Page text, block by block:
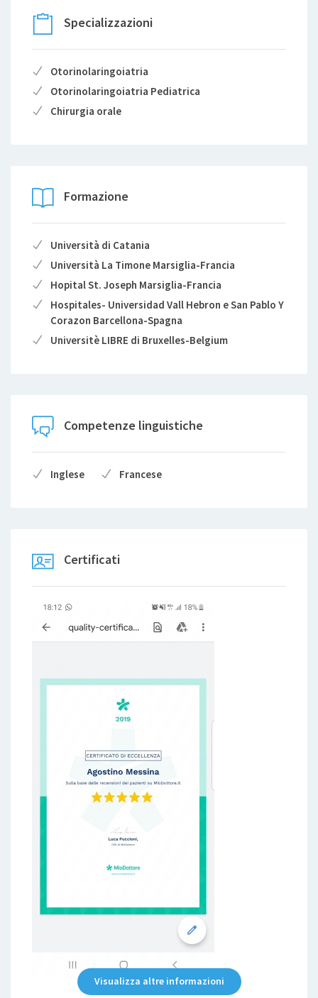
Specializzazioni
Otorinolaringoiatria
Otorinolaringoiatria Pediatrica
Chirurgia orale
Formazione
Università di Catania
Università La Timone Marsiglia-Francia
Hopital St. Joseph Marsiglia-Francia
Hospitales- Universidad Vall Hebron e San Pablo Y
Corazon Barcellona-Spagna
Universitè LIBRE di Bruxelles-Belgium
Competenze linguistiche
Inglese Francese
Certificati
Visualizza altre informazioni